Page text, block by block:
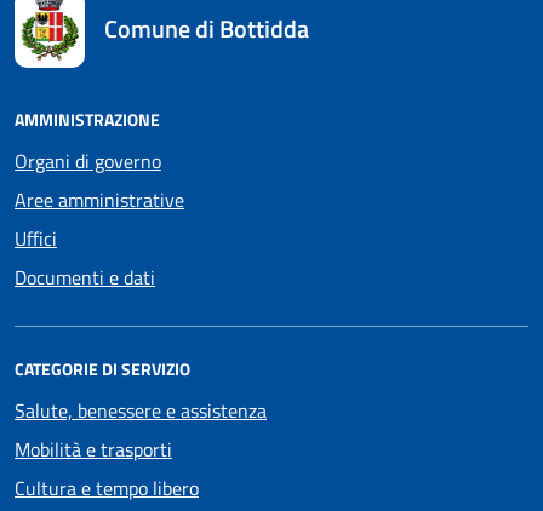
Comune di Bottidda
AMMINISTRAZIONE
Organi di governo
Aree amministrative
Uffici
Documenti e dati
CATEGORIE DI SERVIZIO
Salute, benessere e assistenza
Mobilità e trasporti
Cultura e tempo libero